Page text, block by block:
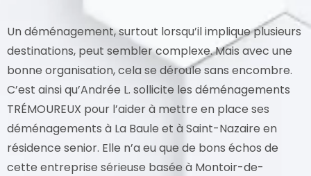
Un déménagement, surtout lorsqu’il implique plusieurs
destinations, peut sembler complexe. Mais avec une
bonne organisation, cela se déroule sans encombre.
C’est ainsi qu’Andrée L. sollicite les déménagements
TRÉMOUREUX pour l’aider à mettre en place ses
déménagements à La Baule et à Saint-Nazaire en
résidence senior. Elle n’a eu que de bons échos de
cette entreprise sérieuse basée à Montoir-de-